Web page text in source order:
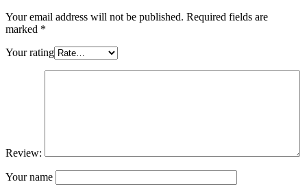
Your email address will not be published. Required fields are
marked *
Your rating
Review:
Your name